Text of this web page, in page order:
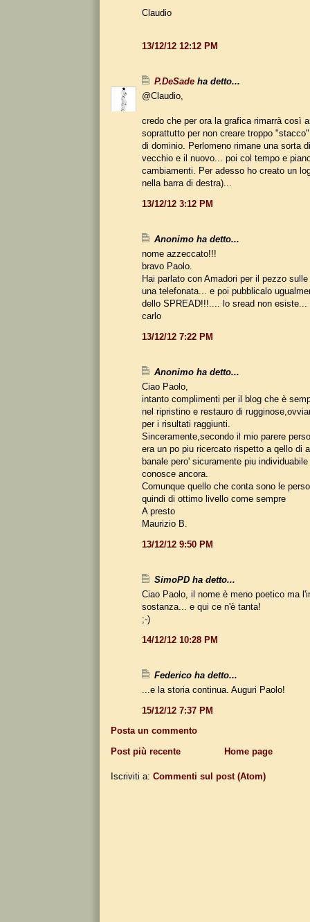
Claudio
13/12/12 12:12 PM
P.DeSade ha detto...
@Claudio,
credo che per ora la grafica rimarrà così
soprattutto per non creare troppo
di dominio. Perlomeno rimane una sorta
vecchio e il nuovo... poi col tempo e
cambiamenti. Per adesso ho creato un
nella barra di destra)...
13/12/12 3:12 PM
Anonimo ha detto...
nome azzeccato!!!
bravo Paolo.
Hai parlato con Amadori per il pezzo
una telefonata... e poi pubblicalo
dello SPREAD!!!.... lo sread non esiste...
carlo
13/12/12 7:22 PM
Anonimo ha detto...
Ciao Paolo,
intanto complimenti per il blog che è
nel ripristino e restauro di
per i risultati raggiunti.
Sinceramente,secondo il mio parere
era un po piu ricercato rispetto a qello di
banale pero' sicuramente piu
conosce ancora.
Comunque quello che conta sono le
quindi di ottimo livello come sempre
A presto
Maurizio B.
13/12/12 9:50 PM
SimoPD ha detto...
Ciao Paolo, il nome è meno poetico ma
sostanza... e qui ce n'è tanta!
;-)
14/12/12 10:28 PM
Federico ha detto...
...e la storia continua. Auguri Paolo!
15/12/12 7:37 PM
Posta un commento
Post più recente
Home page
Iscriviti a: Commenti sul post (Atom)